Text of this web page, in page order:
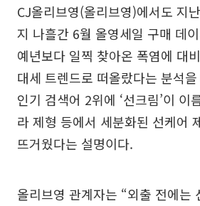
CJ올리브영(올리브영)에서도 지
지 나흘간 6월 올영세일 구매 데
예년보다 일찍 찾아온 폭염에 대
대세 트렌드로 떠올랐다는 분석
인기 검색어 2위에 ‘선크림’이 이
라 제형 등에서 세분화된 선케어
뜨거웠다는 설명이다.
올리브영 관계자는 “외출 전에는